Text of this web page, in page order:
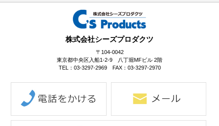
株式会社シーズプロダクツ
〒104-0042
東京都中央区入船1-2-9 八丁堀MFビル 2階
TEL：03-3297-2969 FAX：03-3297-2970